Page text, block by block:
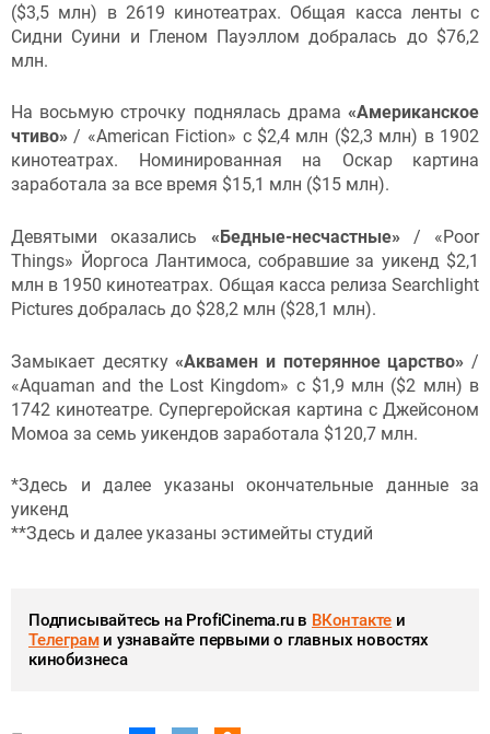
($3,5 млн) в 2619 кинотеатрах. Общая касса ленты с
Сидни Суини и Гленом Пауэллом добралась до $76,2
млн.
На восьмую строчку поднялась драма «Американское
чтиво» / «American Fiction» с $2,4 млн ($2,3 млн) в 1902
кинотеатрах. Номинированная на Оскар картина
заработала за все время $15,1 млн ($15 млн).
Девятыми оказались «Бедные-несчастные» / «Poor
Things» Йоргоса Лантимоса, собравшие за уикенд $2,1
млн в 1950 кинотеатрах. Общая касса релиза Searchlight
Pictures добралась до $28,2 млн ($28,1 млн).
Замыкает десятку«Аквамен и потерянное царство» /
«Aquaman and the Lost Kingdom» с $1,9 млн ($2 млн) в
1742 кинотеатре. Супергеройская картина с Джейсоном
Момоа за семь уикендов заработала $120,7 млн.
*Здесь и далее указаны окончательные данные за
уикенд
**Здесь и далее указаны эстимейты студий
Подписывайтесь на ProfiCinema.ru в ВКонтакте и
Телеграми узнавайте первыми о главных новостях
кинобизнеса